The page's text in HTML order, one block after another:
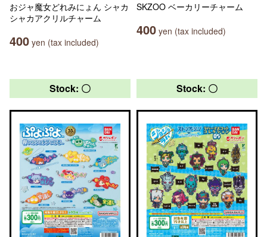
おジャ魔女どれみにょん シャカ
シャカアクリルチャーム
400 yen (tax included)
SKZOO ベーカリーチャーム
400 yen (tax included)
Stock: 〇 Stock: 〇